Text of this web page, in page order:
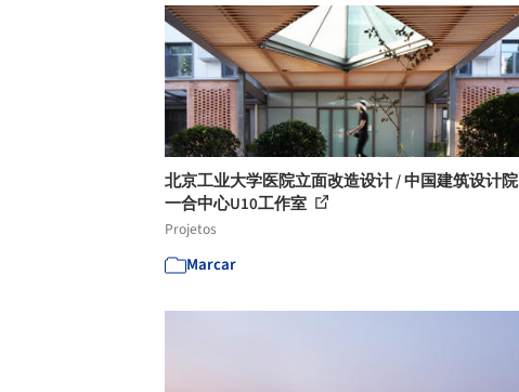
北京工业大学医院立面改造设计 / 中国建筑设计院
一合中心U10工作室
Projetos
Marcar